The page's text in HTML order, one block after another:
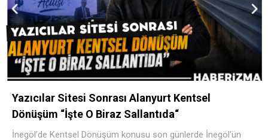
Yazıcılar Sitesi Sonrası Alanyurt Kentsel
Dönüşüm “İşte O Biraz Sallantıda“
İnegöl’de Kentsel Dönüşüm konusu ​son günlerde İnegöl’ün